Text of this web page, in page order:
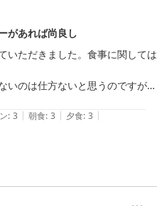
があれば尚良し
いただきました。食事に関しては
いのは仕方ないと思うのですが、
かったと思います。
: 3 | 朝食: 3 | 夕食: 3 |